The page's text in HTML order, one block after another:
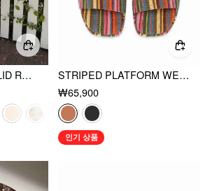
SQUARE NECK SOLID RUFFLE KNOTTED SHORT SLEEVE BLOUSE
STRIPED PLATFORM WEDGE HEELED SANDALS
₩65,900
인기 상품